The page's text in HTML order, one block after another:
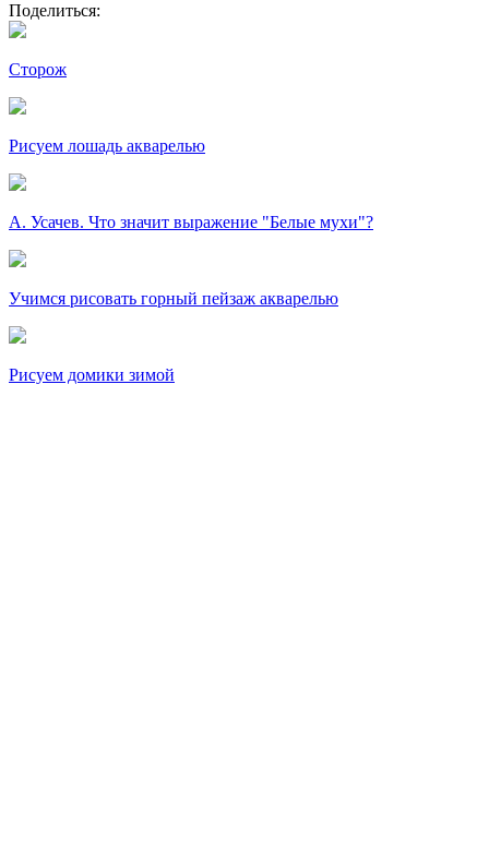
Поделиться:
Сторож
Рисуем лошадь акварелью
А. Усачев. Что значит выражение "Белые мухи"?
Учимся рисовать горный пейзаж акварелью
Рисуем домики зимой